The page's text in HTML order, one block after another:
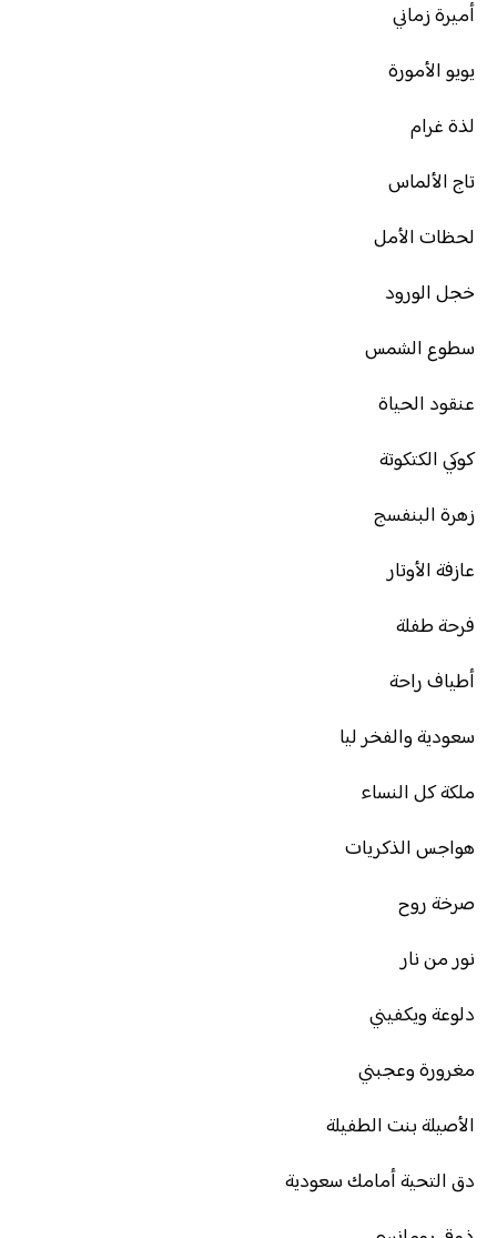
أميرة زماني
يويو الأمورة
لذة غرام
تاج الألماس
لحظات الأمل
خجل الورود
سطوع الشمس
عنقود الحياة
كوكي الكتكوتة
زهرة البنفسج
عازفة الأوتار
فرحة طفلة
أطياف راحة
سعودية والفخر ليا
ملكة كل النساء
هواجس الذكريات
صرخة روح
نور من نار
دلوعة ويكفيني
مغرورة وعجبني
الأصيلة بنت الطفيلة
دق التحية أمامك سعودية